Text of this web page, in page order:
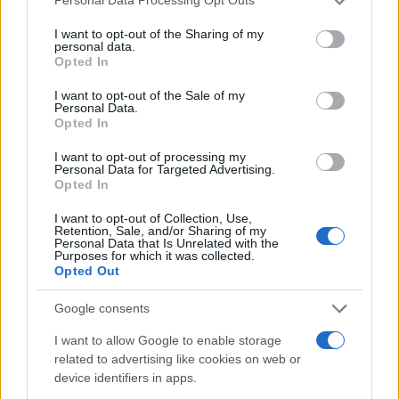
not limited to your visit or usage behaviour. You may click to
grant or deny consent to Google and its third-party tags to
use your data for below specified purposes in below Google
consent section.
I want to opt-out of the Sharing of my
personal data.
Opted In
I want to opt-out of the Sale of my
Personal Data.
Opted In
I want to opt-out of processing my
Personal Data for Targeted Advertising.
Opted In
I want to opt-out of Collection, Use,
Retention, Sale, and/or Sharing of my
Personal Data that Is Unrelated with the
Purposes for which it was collected.
Opted Out
Google consents
I want to allow Google to enable storage
related to advertising like cookies on web or
device identifiers in apps.
εργοδότες τους.
«Αυτό που είναι σαφές από την έρευνά μας είναι
ότι υπάρχει μια σειρά από στρατηγικές προκλήσεις
αγαθών και υπηρεσιών… Αυτό σημαίνει ιδιαίτερες
προκλήσεις για τους καταναλωτές, οι οποίοι είναι
είναι πιθανό να επηρεαστούν δυσανάλογα, εκτός
εάν αυτά τα ζητήματα αντιμετωπιστούν
αποτελεσματικά», εκτιμά ο διευθύνων σύμβουλος
της CIPS, Μπεν Φάρελ.
Η προοπτική επιβολής δασμούς 10% στις
παγκόσμιες εισαγωγές στις ΗΠΑ από τον Τραμπ, σε
συνδυασμό με ακόμη υψηλότερο δασμό 60% στα